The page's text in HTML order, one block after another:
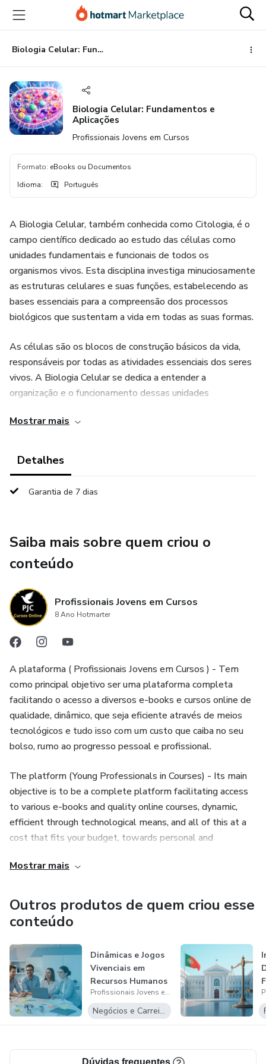
para
conteúdo
principal
para
pagamento
para
rodapé
Biologia Celular: Fundamentos e Aplicações
Biologia Celular: Fundamentos e
Aplicações
Profissionais Jovens em Cursos
Formato: eBooks ou Documentos
Idioma: Português
A Biologia Celular, também conhecida como Citologia, é o
campo científico dedicado ao estudo das células como
unidades fundamentais e funcionais de todos os
organismos vivos. Esta disciplina investiga minuciosamente
as estruturas celulares e suas funções, estabelecendo as
bases essenciais para a compreensão dos processos
biológicos que sustentam a vida em todas as suas formas.
As células são os blocos de construção básicos da vida,
responsáveis por todas as atividades essenciais dos seres
vivos. A Biologia Celular se dedica a entender a
organização e o funcionamento dessas unidades
processos celulares complexos.
Essa área do conhecimento biológico é fundamental para a
transmissão de informações genéticas, a produção de
organismos.
práticas, como no desenvolvimento de novos tratamentos
médicos, na engenharia de tecidos, na produção de
alimentos e na compreensão de doenças em nível celular.
Essa disciplina científica continua a evoluir, trazendo novas
sobre a vida em suas formas mais elementares.
Mostrar mais
Detalhes
Garantia de 7 dias
Saiba mais sobre quem criou o
conteúdo
Profissionais Jovens em Cursos
8 Ano Hotmarter
A plataforma ( Profissionais Jovens em Cursos ) - Tem
como principal objetivo ser uma plataforma completa
facilitando o acesso a diversos e-books e cursos online de
qualidade, dinâmico, que seja eficiente através de meios
tecnológicos e tudo isso com um custo que caiba no seu
bolso, rumo ao progresso pessoal e profissional.
The platform (Young Professionals in Courses) - Its main
objective is to be a complete platform facilitating access
to various e-books and quality online courses, dynamic,
efficient through technological means, and all of this at a
cost that fits your budget, towards personal and
objetivo principal es ser una plataforma completa que
facilite el acceso a diversos libros electrónicos y cursos en
línea de calidad, dinámica, eficiente a través de medios
tecnológicos, y todo esto a un costo que se ajuste a su
presupuesto, hacia el progreso personal y profesional.
Confira nosso site - (
https://sites.google.com/view/pjccursosonline/
authuser=0 )
Para quem é PJC?
Mostrar mais
Outros produtos de quem criou esse
conteúdo
Dinâmicas e Jogos
Vivenciais em
Recursos Humanos
Profissionais Jovens em Cursos
Negócios e Carreira
Dúvidas frequentes